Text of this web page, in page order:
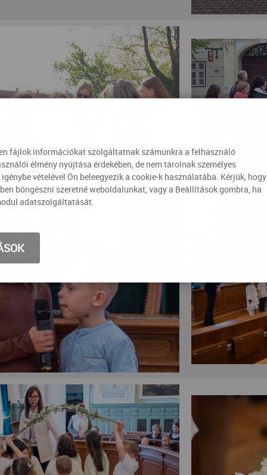
fájlok információkat szolgáltatnak számunkra a felhasználó
élmény nyújtása érdekében, de nem tárolnak személyes
vételével Ön beleegyezik a cookie-k használatába. Kérjük, hogy
böngészni szeretné weboldalunkat, vagy a Beállítások gombra, ha
adatszolgáltatását.